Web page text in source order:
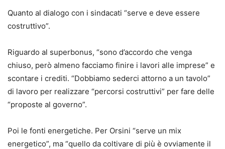
Quanto al dialogo con i sindacati “serve e deve essere
costruttivo”.
Riguardo al superbonus, “sono d’accordo che venga
chiuso, però almeno facciamo finire i lavori alle imprese” e
scontare i crediti. “Dobbiamo sederci attorno a un tavolo”
di lavoro per realizzare “percorsi costruttivi” per fare delle
“proposte al governo”.
Poi le fonti energetiche. Per Orsini “serve un mix
energetico”, ma “quello da coltivare di più è ovviamente il